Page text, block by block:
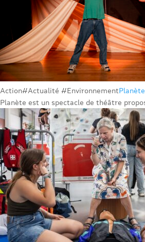
Action#Actualité #EnvironnementPlanète
Planète est un spectacle de théâtre